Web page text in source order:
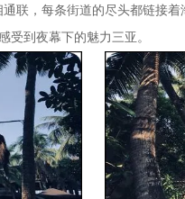
联，每条街道的尽头都链接
到夜幕下的魅力三亚。